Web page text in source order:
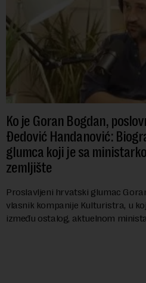
Ko je Goran Bogdan,
Đedović Handanović:
glumca koji je sa
zemljište
Proslavljeni hrvatski glumac
vlasnik kompanije Kulturistra, u
između ostalog, aktuelnom